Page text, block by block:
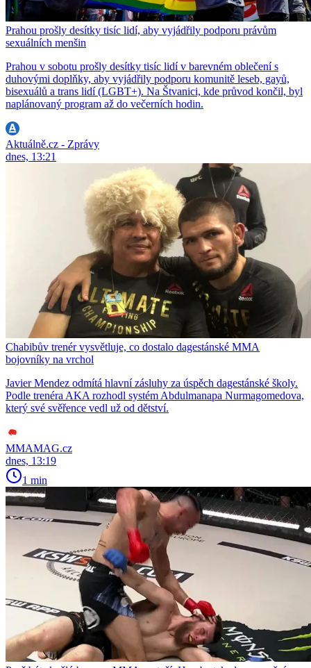
Prahou prošly desítky tisíc lidí, aby vyjádřily podporu právům
sexuálních menšin
Prahou v sobotu prošly desítky tisíc lidí v barevném oblečení s
duhovými doplňky, aby vyjádřily podporu komunitě leseb, gayů,
bisexuálů a trans lidí (LGBT+). Na Štvanici, kde průvod končil, byl
naplánovaný program až do večerních hodin.
Aktuálně.cz - Zprávy
dnes, 13:21
Chabibův trenér vysvětluje, co dostalo dagestánské MMA
bojovníky na vrchol
Javier Mendez odmítá hlavní zásluhy za úspěch dagestánské školy.
Podle trenéra AKA rozhodl systém Abdulmanapa Nurmagomedova,
který své svěřence vedl už od dětství.
MMAMAG.cz
dnes, 13:19
1 min